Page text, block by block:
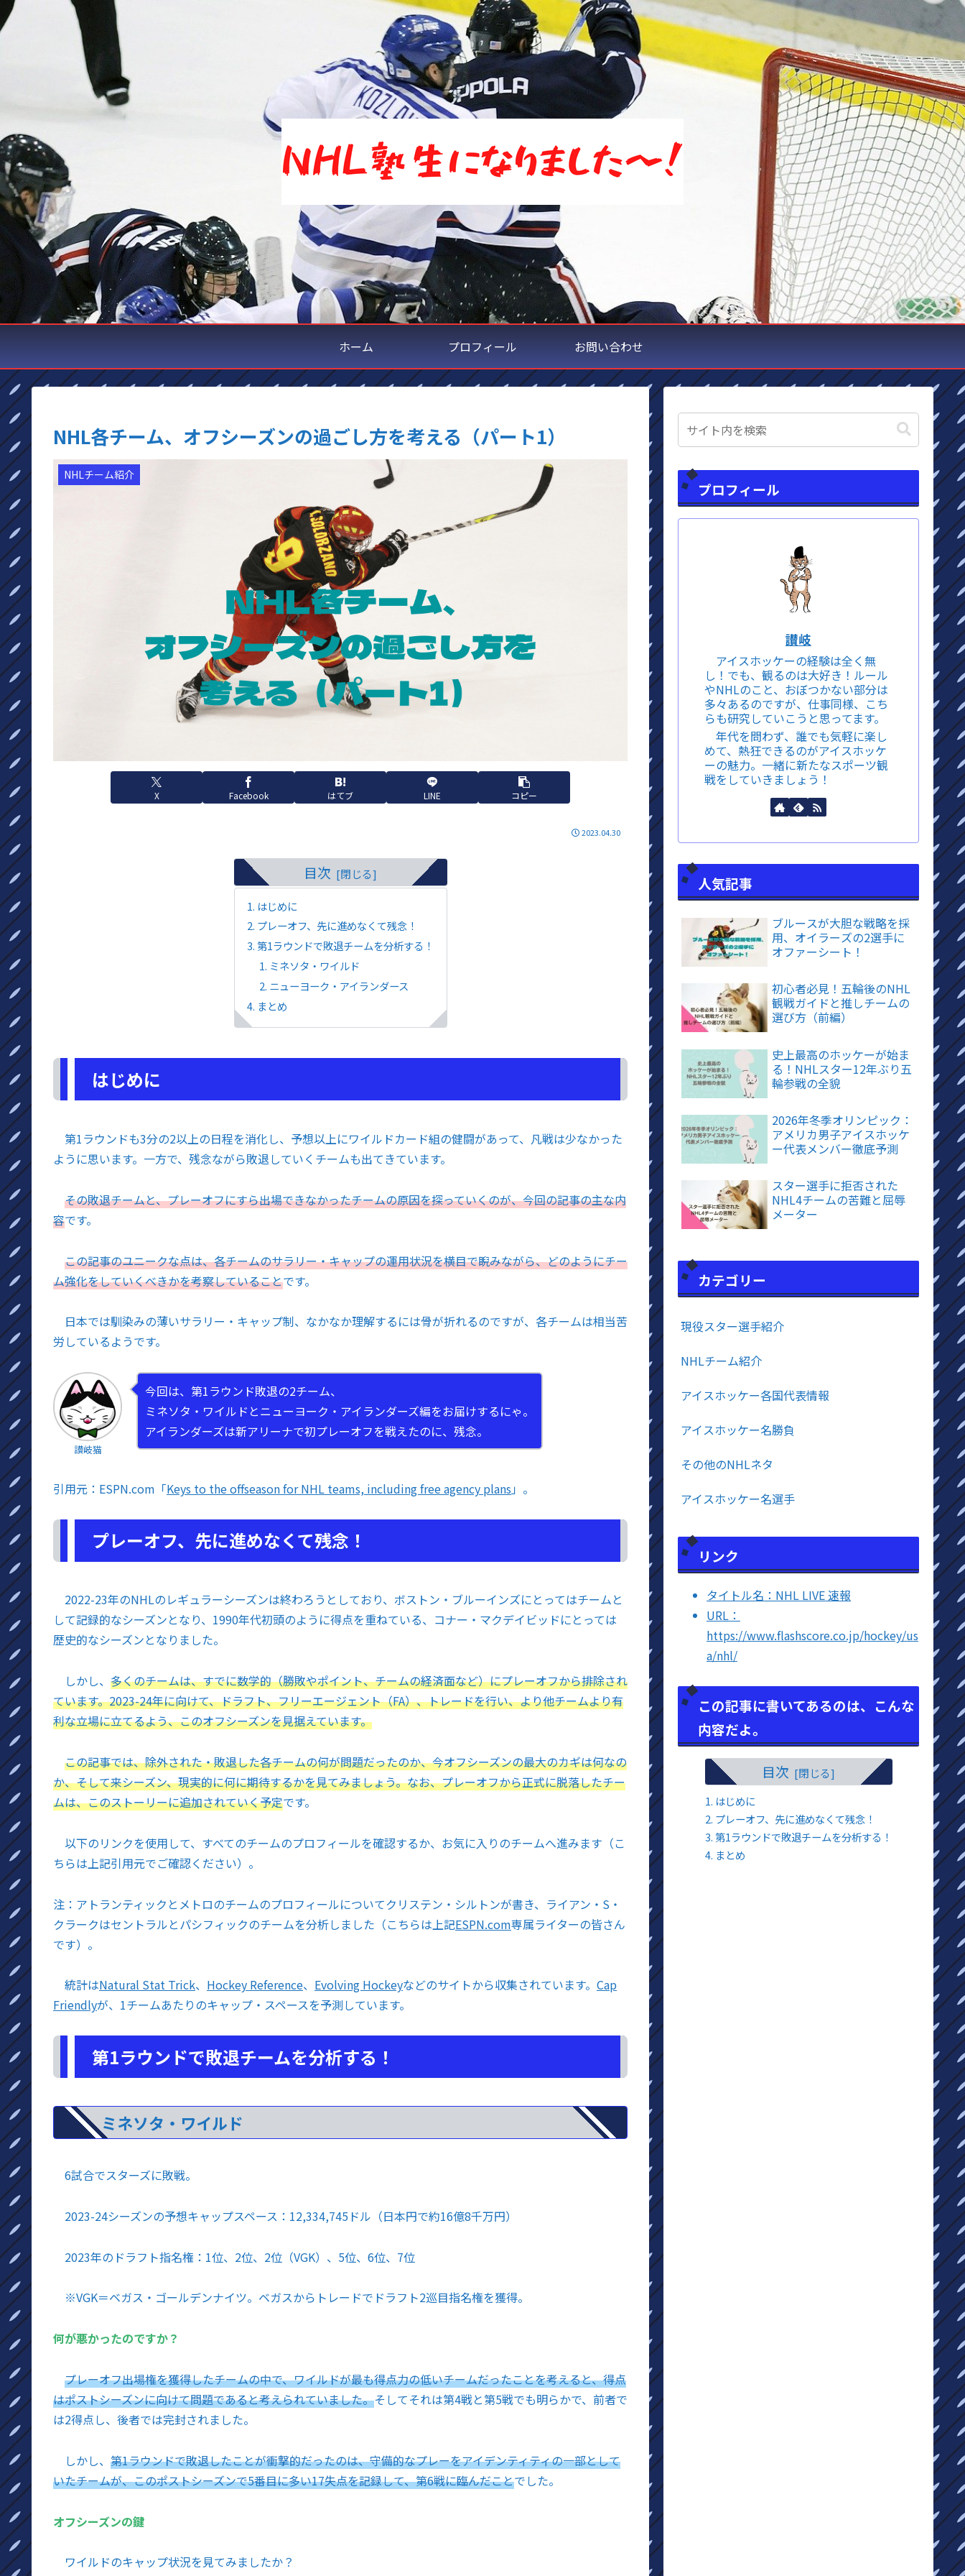
ホーム プロフィール お問い合わせ
NHL各チーム、オフシーズンの過ごし方を考える（パート1）
NHLチーム紹介
X Facebook はてブ LINE コピー
2023.04.30
目次
はじめに
プレーオフ、先に進めなくて残念！
第1ラウンドで敗退チームを分析する！
ミネソタ・ワイルド
ニューヨーク・アイランダース
まとめ
はじめに
第1ラウンドも3分の2以上の日程を消化し、予想以上にワイルドカード組の健闘があって、凡戦は少なかった
ように思います。一方で、残念ながら敗退していくチームも出てきています。
その敗退チームと、プレーオフにすら出場できなかったチームの原因を探っていくのが、今回の記事の主な内
容です。
この記事のユニークな点は、各チームのサラリー・キャップの運用状況を横目で睨みながら、どのようにチー
ム強化をしていくべきかを考察していることです。
日本では馴染みの薄いサラリー・キャップ制、なかなか理解するには骨が折れるのですが、各チームは相当苦
労しているようです。
讃岐猫
今回は、第1ラウンド敗退の2チーム、
ミネソタ・ワイルドとニューヨーク・アイランダーズ編をお届けするにゃ。
アイランダーズは新アリーナで初プレーオフを戦えたのに、残念。
引用元：ESPN.com「Keys to the offseason for NHL teams, including free agency plans」。
プレーオフ、先に進めなくて残念！
2022-23年のNHLのレギュラーシーズンは終わろうとしており、ボストン・ブルーインズにとってはチームと
して記録的なシーズンとなり、1990年代初頭のように得点を重ねている、コナー・マクデイビッドにとっては
歴史的なシーズンとなりました。
しかし、 多くのチームは、すでに数学的（勝敗やポイント、チームの経済面など）にプレーオフから排除され
ています。2023-24年に向けて、ドラフト、フリーエージェント（FA）、トレードを行い、より他チームより有
利な立場に立てるよう、このオフシーズンを見据えています。
この記事では、除外された・敗退した各チームの何が問題だったのか、今オフシーズンの最大のカギは何なの
か、そして来シーズン、現実的に何に期待するかを見てみましょう。なお、プレーオフから正式に脱落したチー
ムは、このストーリーに追加されていく予定です。
以下のリンクを使用して、すべてのチームのプロフィールを確認するか、お気に入りのチームへ進みます（こ
ちらは上記引用元でご確認ください）。
注：アトランティックとメトロのチームのプロフィールについてクリステン・シルトンが書き、ライアン・S・
クラークはセントラルとパシフィックのチームを分析しました（こちらは上記ESPN.com専属ライターの皆さん
です）。
統計はNatural Stat Trick、 Hockey Reference、 Evolving Hockeyなどのサイトから収集されています。 Cap
Friendlyが、1チームあたりのキャップ・スペースを予測しています。
第1ラウンドで敗退チームを分析する！
ミネソタ・ワイルド
6試合でスターズに敗戦。
2023-24シーズンの予想キャップスペース：12,334,745ドル（日本円で約16億8千万円）
2023年のドラフト指名権：1位、2位、2位（VGK）、5位、6位、7位
※VGK＝ベガス・ゴールデンナイツ。ベガスからトレードでドラフト2巡目指名権を獲得。
何が悪かったのですか？
プレーオフ出場権を獲得したチームの中で、ワイルドが最も得点力の低いチームだったことを考えると、得点
はポストシーズンに向けて問題であると考えられていました。そしてそれは第4戦と第5戦でも明らかで、前者で
は2得点し、後者では完封されました。
しかし、 第1ラウンドで敗退したことが衝撃的だったのは、守備的なプレーをアイデンティティの一部として
いたチームが、このポストシーズンで5番目に多い17失点を記録して、第6戦に臨んだことでした。
オフシーズンの鍵
ワイルドのキャップ状況を見てみましたか？
プロフィール
讃岐
アイスホッケーの経験は全く無
し！でも、観るのは大好き！ルール
やNHLのこと、おぼつかない部分は
多々あるのですが、仕事同様、こち
らも研究していこうと思ってます。
年代を問わず、誰でも気軽に楽し
めて、熱狂できるのがアイスホッケ
ーの魅力。一緒に新たなスポーツ観
戦をしていきましょう！
人気記事
ブルースが大胆な戦略を採
用、オイラーズの2選手に
オファーシート！
初心者必見！五輪後のNHL
観戦ガイドと推しチームの
選び方（前編）
史上最高のホッケーが始ま
る！NHLスター12年ぶり五
輪参戦の全貌
2026年冬季オリンピック：
アメリカ男子アイスホッケ
ー代表メンバー徹底予測
スター選手に拒否された
NHL4チームの苦難と屈辱
メーター
カテゴリー
現役スター選手紹介
NHLチーム紹介
アイスホッケー各国代表情報
アイスホッケー名勝負
その他のNHLネタ
アイスホッケー名選手
リンク
タイトル名：NHL LIVE 速報
URL：
https://www.flashscore.co.jp/hockey/us
a/nhl/
この記事に書いてあるのは、こんな
内容だよ。
目次
はじめに
プレーオフ、先に進めなくて残念！
第1ラウンドで敗退チームを分析する！
まとめ